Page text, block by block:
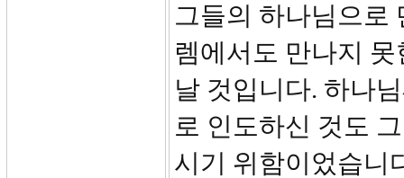
그들의 하나님으로
렘에서도 만나지
날 것입니다. 하나
로 인도하신 것도
시기 위함이었습니